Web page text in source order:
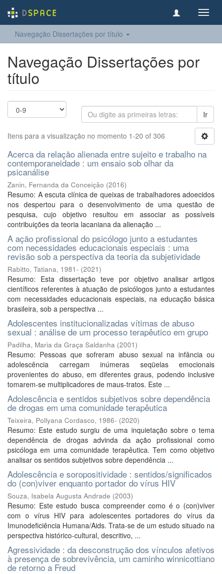
Navegação Dissertações por título
Navegação Dissertações por
título
Ir
Itens para a visualização no momento 1-20 of 306
Acerca da relação alienada entre sujeito e trabalho na
contemporaneidade : um ensaio sob olhar da
psicanálise
Zanin, Fernanda da Conceição (2016)
Resumo: A escuta clínica de queixas de trabalhadores adoecidos
nos despertou para o desenvolvimento de uma questão de
pesquisa, cujo objetivo resultou em associar as possíveis
contribuições da teoria lacaniana da alienação ...
A ação profissional do psicólogo junto a estudantes
com necessidades educacionais especiais : uma
revisão sob a perspectiva da teoria da subjetividade
Rabitto, Tatiana, 1981- (2021)
Resumo: Esta dissertação teve por objetivo analisar artigos
científicos referentes à atuação de psicólogos junto a estudantes
com necessidades educacionais especiais, na educação básica
brasileira, sob a perspectiva ...
Adolescentes institucionalizadas vítimas de abuso
sexual : análise de um processo terapêutico em grupo
Padilha, Maria da Graça Saldanha (2001)
Resumo: Pessoas que sofreram abuso sexual na infância ou
adolescência carregam inúmeras seqüelas emocionais
provenientes do abuso, em diferentes graus, podendo inclusive
tomarem-se multiplicadores de maus-tratos. Este ...
Adolescência e sentidos subjetivos sobre dependência
de drogas em uma comunidade terapêutica
Teixeira, Pollyana Cordasco, 1986- (2020)
Resumo: Este estudo surgiu de uma inquietação sobre o tema
dependência de drogas advinda da ação profissional como
psicóloga em uma comunidade terapêutica. Tem como objetivo
analisar os sentidos subjetivos sobre dependência ...
Adolescência e soropositividade : sentidos/significados
do (con)viver enquanto portador do vírus HIV
Souza, Isabela Augusta Andrade (2003)
Resumo: Este estudo busca compreender como é o (con)viver
com o vírus HIV para adolescentes portadores do vírus da
Imunodeficiência Humana/Aids. Trata-se de um estudo situado na
perspectiva histórico-cultural, descritivo, ...
Agressividade : da desconstrução dos vínculos afetivos
à presença de sobrevivência, um caminho winnicottiano
de retorno a Freud